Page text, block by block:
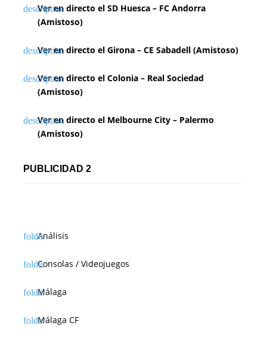
Ver en directo el SD Huesca – FC Andorra
(Amistoso)
Ver en directo el Girona – CE Sabadell (Amistoso)
Ver en directo el Colonia – Real Sociedad
(Amistoso)
Ver en directo el Melbourne City – Palermo
(Amistoso)
PUBLICIDAD 2
Análisis
Consolas / Videojuegos
Málaga
Málaga CF